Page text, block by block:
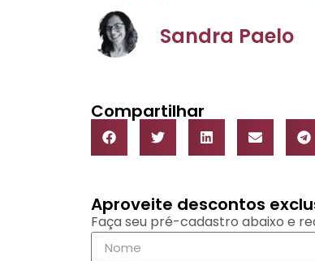
Sandra Paelo
Compartilhar
Aproveite descontos
Faça seu pré-cadastro abaixo e